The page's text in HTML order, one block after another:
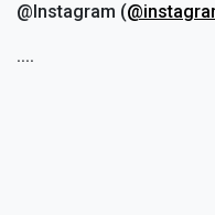
@Instagram (
....